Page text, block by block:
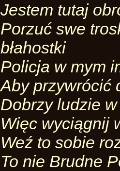
Jestem tutaj
Porzuć swe
błahostki
Policja w mym
Aby przywrócić
Dobrzy ludzie
Więc wyciągnij
Weź to sobie
To nie Brudne